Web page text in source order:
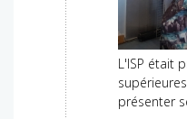
L'ISP était
présenter